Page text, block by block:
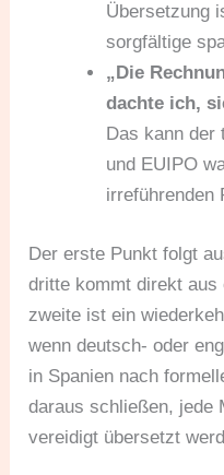
Übersetzung
sorgfältige
„Die
dachte ich,
Das kann der
und EUIPO
irreführenden
Der erste Punkt folgt
dritte kommt direkt aus
zweite ist ein
wenn deutsch- oder
in Spanien nach
daraus schließen, jede
vereidigt übersetzt